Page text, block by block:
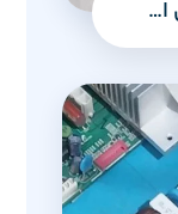
ریموت دیواری کولر گازی ال‌جی